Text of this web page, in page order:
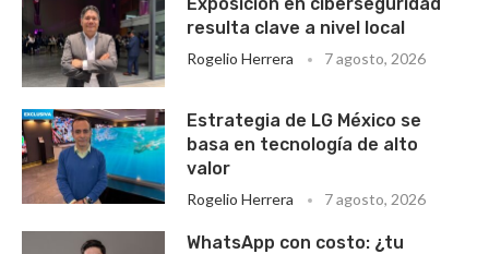
resulta clave a nivel local
Rogelio Herrera 7 agosto, 2026
Estrategia de LG México se
basa en tecnología de alto
valor
Rogelio Herrera 7 agosto, 2026
WhatsApp con costo: ¿tu